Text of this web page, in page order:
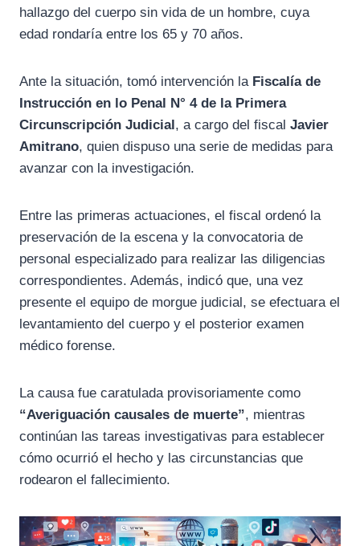
hallazgo del cuerpo sin vida de un hombre, cuya
edad rondaría entre los 65 y 70 años.
Ante la situación, tomó intervención la Fiscalía de
Instrucción en lo Penal N° 4 de la Primera
Circunscripción Judicial, a cargo del fiscal Javier
Amitrano, quien dispuso una serie de medidas para
avanzar con la investigación.
Entre las primeras actuaciones, el fiscal ordenó la
preservación de la escena y la convocatoria de
personal especializado para realizar las diligencias
correspondientes. Además, indicó que, una vez
presente el equipo de morgue judicial, se efectuara el
levantamiento del cuerpo y el posterior examen
médico forense.
La causa fue caratulada provisoriamente como
“Averiguación causales de muerte”, mientras
continúan las tareas investigativas para establecer
cómo ocurrió el hecho y las circunstancias que
rodearon el fallecimiento.